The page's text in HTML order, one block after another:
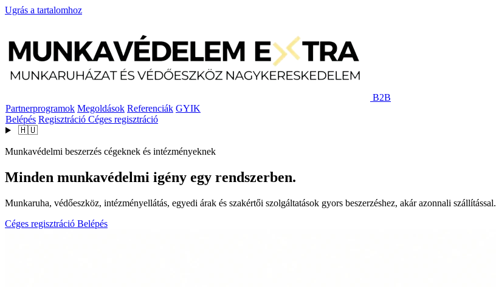
Ugrás a tartalomhoz
B2B
Partnerprogramok Megoldások Referenciák GYIK
Belépés Regisztráció Céges regisztráció
🇭🇺
Munkavédelmi beszerzés cégeknek és intézményeknek
Minden munkavédelmi igény egy rendszerben.
Munkaruha, védőeszköz, intézményellátás, egyedi árak és szakértői szolgáltatások gyors beszerzéshez, akár azonnali szállítással.
Céges regisztráció Belépés